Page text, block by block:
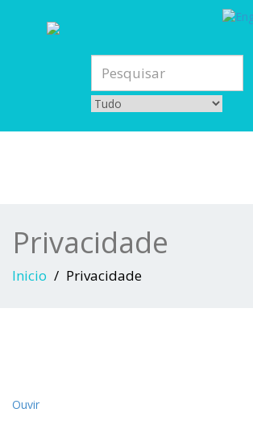
Privacidade
Inicio Privacidade
Ouvir